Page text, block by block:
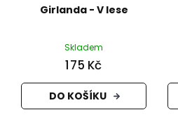
Girlanda - V lese
Skladem
175 Kč
DO KOŠÍKU